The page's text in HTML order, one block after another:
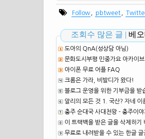
Follow pbtweet
조회수 많은 글 | 베오
도아의 QnA(성상담 아님)
문화도시부평 민중가요 아카이
아이폰 무료 어플 FAQ
크롬은 가라, 비발디가 왔다!
블로그 운영을 위한 기부금을 받
알리의 모든 것 1. 국산? 자네 이
충주 순대국 사대천왕 - 충주이
이 트랙백을 받은 글을 삭제하기
무료로 내려받을 수 있는 한글